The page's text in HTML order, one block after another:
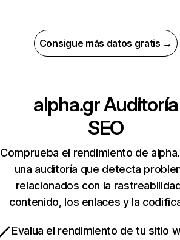
Consigue más datos gratis →
alpha.grAuditoría
SEO
Comprueba el rendimiento de
una auditoría que detecta
relacionados con la
contenido, los enlaces y la
Evalua el rendimiento de tu sitio